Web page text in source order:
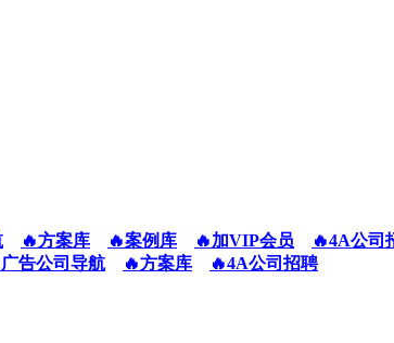
🔥方案库 🔥案例库 🔥加VIP会员
🔥4A公司
广告公司导航
🔥方案库 🔥4A公司招聘